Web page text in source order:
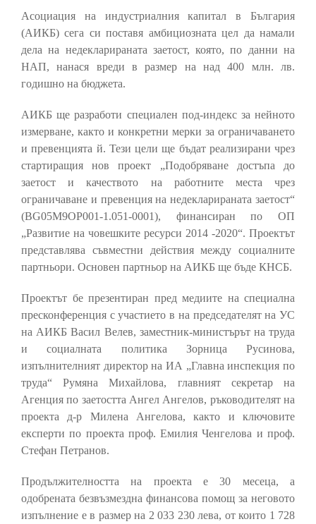
Асоциация на индустриалния капитал в България
(АИКБ) сега си поставя амбициозната цел да намали
дела на недекларираната заетост, която, по данни на
НАП, нанася вреди в размер на над 400 млн. лв.
годишно на бюджета.
АИКБ ще разработи специален под-индекс за нейното
измерване, както и конкретни мерки за ограничаването
и превенцията й. Тези цели ще бъдат реализирани чрез
стартиращия нов проект „Подобряване достъпа до
заетост и качеството на работните места чрез
ограничаване и превенция на недекларираната заетост“
(BG05M9OP001-1.051-0001), финансиран по ОП
„Развитие на човешките ресурси 2014 -2020“. Проектът
представлява съвместни действия между социалните
партньори. Основен партньор на АИКБ ще бъде КНСБ.
Проектът бе презентиран пред медиите на специална
пресконференция с участието в на председателят на УС
на АИКБ Васил Велев, заместник-министърът на труда
и социалната политика Зорница Русинова,
изпълнителният директор на ИА „Главна инспекция по
труда“ Румяна Михайлова, главният секретар на
Агенция по заетостта Ангел Ангелов, ръководителят на
проекта д-р Милена Ангелова, както и ключовите
експерти по проекта проф. Емилия Ченгелова и проф.
Стефан Петранов.
Продължителността на проекта е 30 месеца, а
одобрената безвъзмездна финансова помощ за неговото
изпълнение е в размер на 2 033 230 лева, от които 1 728